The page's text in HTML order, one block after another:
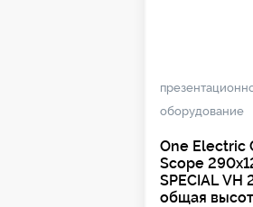
оборудование
One Electric
Scope
SPECIAL VH
общая